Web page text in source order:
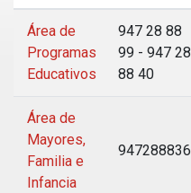
Área de
Programas
Educativos
947 28 88
99 - 947 28
88 40
Área de
Mayores,
Familia e
Infancia
947288836